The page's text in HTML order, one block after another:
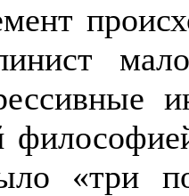
«три